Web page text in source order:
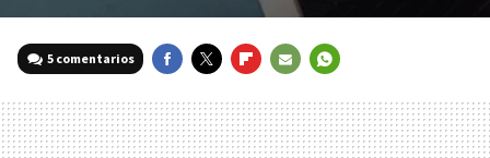
5 comentarios
MAIL